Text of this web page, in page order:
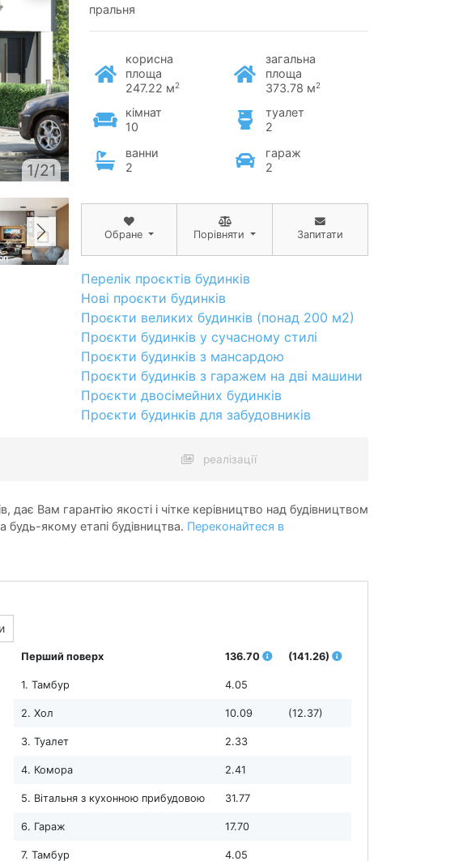
1/21
пральня
корисна
площа
247.22 м2
загальна
площа
373.78 м2
кімнат
10
туалет
2
ванни
2
гараж
2
Обране Порівняти Запитати
Перелік проєктів будинків
Нові проєкти будинків
Проєкти великих будинків (понад 200 м2)
Проєкти будинків у сучасному стилі
Проєкти будинків з мансардою
Проєкти будинків з гаражем на дві машини
Проєкти двосімейних будинків
Проєкти будинків для забудовників
реалізації
дає Вам гарантію якості і чітке керівництво над будівництвом
якому етапі будівництва. Переконайтеся в
Перший поверх 136.70 (141.26)
1. Тамбур 4.05
2. Хол 10.09 (12.37)
3. Туалет 2.33
4. Комора 2.41
5. Вітальня з кухонною прибудовою 31.77
6. Гараж 17.70
7. Тамбур 4.05